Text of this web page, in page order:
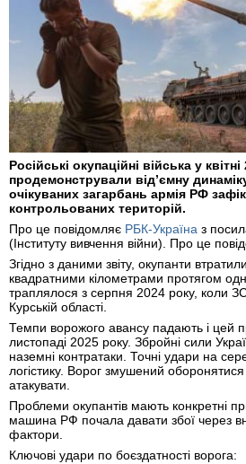
Російські окупаційні війська у
продемонстрували від’ємну
очікуваних загарбань армія РФ
контрольованих територій.
Про це повідомляє РБК-Україна з
(Інституту вивчення війни). Про це
Згідно з даними звіту, окупанти
квадратними кілометрами протягом
траплялося з серпня 2024 року, коли
Курській області.
Темпи ворожого авансу падають і цей
листопаді 2025 року. Збройні сили
наземні контратаки. Точні удари на
логістику. Ворог змушений
атакувати.
Проблеми окупантів мають конкретні
машина РФ почала давати збої через
фактори.
Ключові удари по боєздатності ворога: